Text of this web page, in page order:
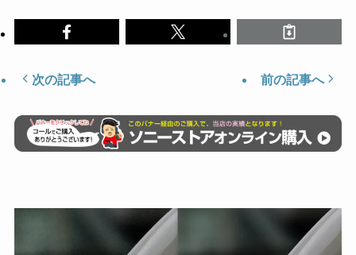
次の記事へ 前の記事へ